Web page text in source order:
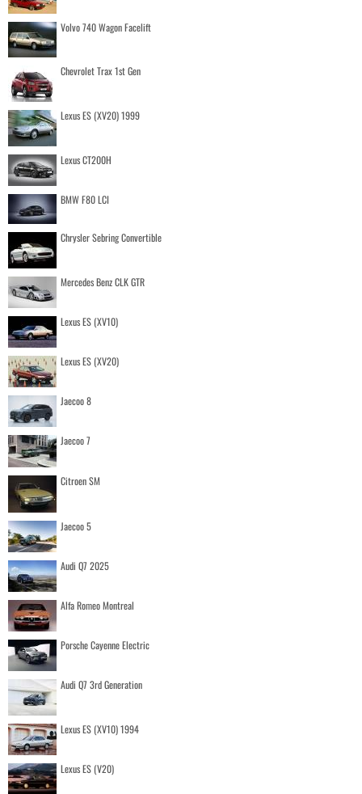
Volvo 740 Wagon Facelift
Chevrolet Trax 1st Gen
Lexus ES (XV20) 1999
Lexus CT200H
BMW F80 LCI
Chrysler Sebring Convertible
Mercedes Benz CLK GTR
Lexus ES (XV10)
Lexus ES (XV20)
Jaecoo 8
Jaecoo 7
Citroen SM
Jaecoo 5
Audi Q7 2025
Alfa Romeo Montreal
Porsche Cayenne Electric
Audi Q7 3rd Generation
Lexus ES (XV10) 1994
Lexus ES (V20)